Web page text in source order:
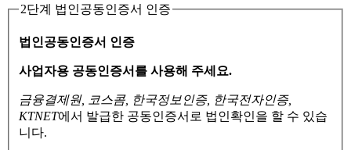
2단계 법인공동인증서 인증
법인공동인증서 인증
사업자용 공동인증서를 사용해 주세요.
금융결제원, 코스콤, 한국정보인증, 한국전자인증,
KTNET에서 발급한 공동인증서로 법인확인을 할 수 있습
니다.